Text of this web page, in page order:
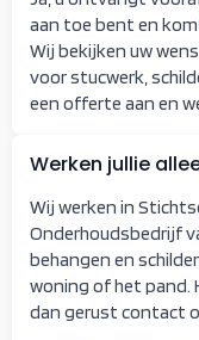
aan toe bent en
Wij bekijken uw
voor stucwerk,
een offerte aan en
Werken jullie
Wij werken in
Onderhoudsbedrijf
behangen en
woning of het pand.
dan gerust contact